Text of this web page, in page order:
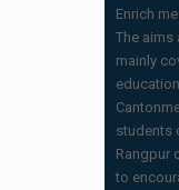
Enrich
The
mainly
students
Rangpur
to